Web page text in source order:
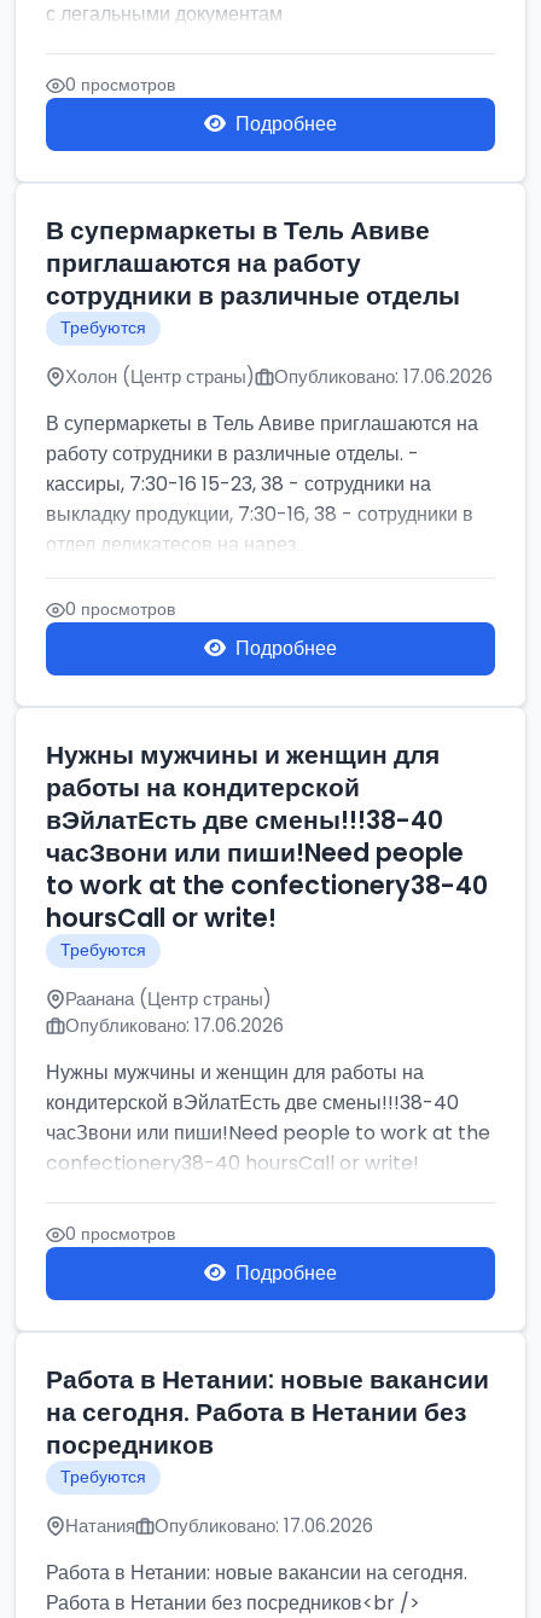
с легальными документам
0 просмотров
Подробнее
В супермаркеты в Тель Авиве
приглашаются на работу
сотрудники в различные отделы
Требуются
Холон (Центр страны) Опубликовано: 17.06.2026
В супермаркеты в Тель Авиве приглашаются на
работу сотрудники в различные отделы. -
кассиры, 7:30-16 15-23, 38 - сотрудники на
выкладку продукции, 7:30-16, 38 - сотрудники в
отдел деликатесов на нарез...
0 просмотров
Подробнее
Нужны мужчины и женщин для
работы на кондитерской
вЭйлатЕсть две смены!!!38-40
часЗвони или пиши!Need people
to work at the confectionery38-40
hoursCall or write!
Требуются
Раанана (Центр страны)
Опубликовано: 17.06.2026
Нужны мужчины и женщин для работы на
кондитерской вЭйлатЕсть две смены!!!38-40
часЗвони или пиши!Need people to work at the
confectionery38-40 hoursCall or write!
0 просмотров
Подробнее
Работа в Нетании: новые вакансии
на сегодня. Работа в Нетании без
посредников
Требуются
Натания Опубликовано: 17.06.2026
Работа в Нетании: новые вакансии на сегодня.
Работа в Нетании без посредников<br />